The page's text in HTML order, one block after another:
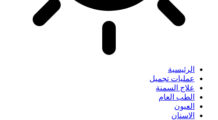
الرئيسية
عمليات تجميل
علاج السمنة
الطب العام
العيون
الاسنان